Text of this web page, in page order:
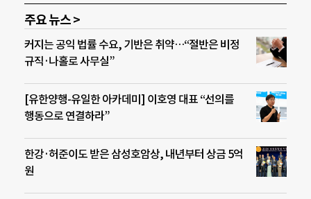
주요 뉴스 >
커지는 공익 법률 수요, 기반은 취약…“절반은 비정
규직·나홀로 사무실”
[유한양행-유일한 아카데미] 이호영 대표 “선의를
행동으로 연결하라”
한강·허준이도 받은 삼성호암상, 내년부터 상금 5억
원